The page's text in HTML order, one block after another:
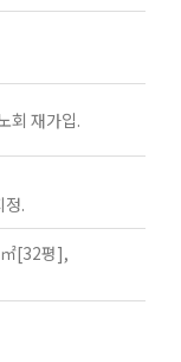
회 재가입.
정.
[32평],